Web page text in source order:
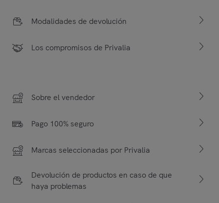
Modalidades de devolución
Los compromisos de Privalia
Sobre el vendedor
Pago 100% seguro
Marcas seleccionadas por Privalia
Devolución de productos en caso de que
haya problemas